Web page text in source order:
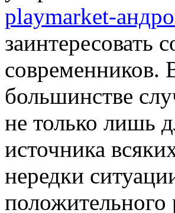
playmarket-
заинтересовать
современников.
большинстве
не только лишь
источника
нередки
положительного